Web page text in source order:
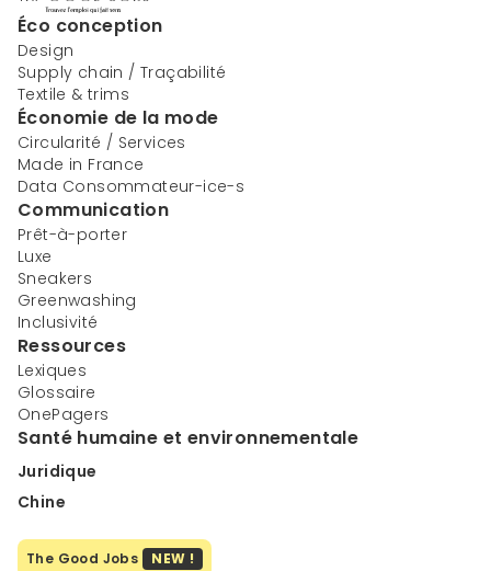
Éco conception
Design
Supply chain / Traçabilité
Textile & trims
Économie de la mode
Circularité / Services
Made in France
Data Consommateur-ice-s
Communication
Prêt-à-porter
Luxe
Sneakers
Greenwashing
Inclusivité
Ressources
Lexiques
Glossaire
OnePagers
Santé humaine et environnementale
Juridique
Chine
The Good Jobs NEW !